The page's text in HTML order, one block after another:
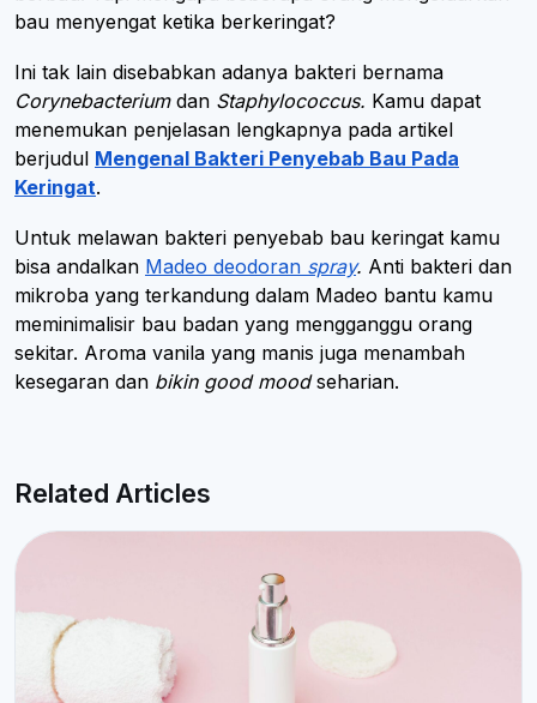
bau menyengat ketika berkeringat?
Ini tak lain disebabkan adanya bakteri bernama
Corynebacterium dan Staphylococcus. Kamu dapat
menemukan penjelasan lengkapnya pada artikel
berjudul Mengenal Bakteri Penyebab Bau Pada
Keringat.
Untuk melawan bakteri penyebab bau keringat kamu
bisa andalkan Madeo deodoran spray. Anti bakteri dan
mikroba yang terkandung dalam Madeo bantu kamu
meminimalisir bau badan yang mengganggu orang
sekitar. Aroma vanila yang manis juga menambah
kesegaran dan bikin good moodseharian.
Related Articles